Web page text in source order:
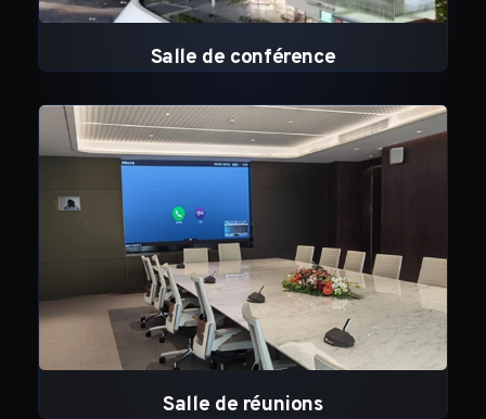
Salle de conférence
Salle de réunions